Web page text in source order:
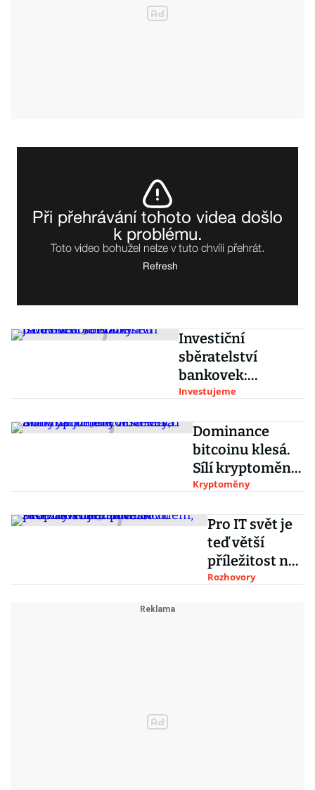
Investiční
sběratelství
bankovek:
Fenoménem jsou
Investujeme
Dominance
bitcoinu klesá.
Sílí kryptoměny
nové éry,
věští krach
Kryptoměny
Pro IT svět je
teď větší
příležitost než
před covidem,
Rozhovory